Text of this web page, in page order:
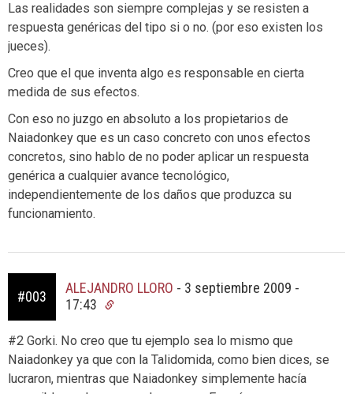
Las realidades son siempre complejas y se resisten a
respuesta genéricas del tipo si o no. (por eso existen los
jueces).
Creo que el que inventa algo es responsable en cierta
medida de sus efectos.
Con eso no juzgo en absoluto a los propietarios de
Naiadonkey que es un caso concreto con unos efectos
concretos, sino hablo de no poder aplicar un respuesta
genérica a cualquier avance tecnológico,
independientemente de los daños que produzca su
funcionamiento.
#003
ALEJANDRO LLORO - 3 septiembre 2009 -
17:43
#2 Gorki. No creo que tu ejemplo sea lo mismo que
Naiadonkey ya que con la Talidomida, como bien dices, se
lucraron, mientras que Naiadonkey simplemente hacía